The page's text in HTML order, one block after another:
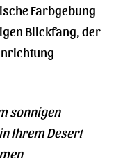
Farbgebung
Blickfang, der
sonnigen
Ihrem Desert